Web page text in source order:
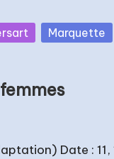
Marquette
Date : 11,